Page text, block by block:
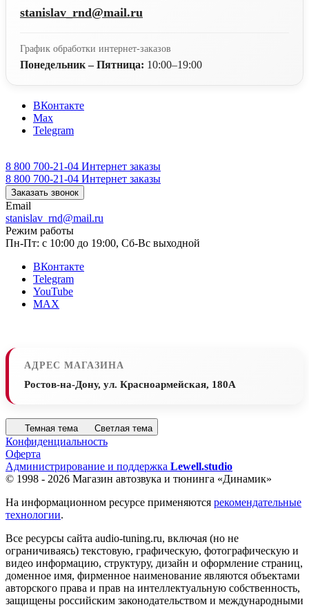
stanislav_rnd@mail.ru
График обработки интернет-заказов
Понедельник – Пятница: 10:00–19:00
ВКонтакте
Max
Telegram
8 800 700-21-04 Интернет заказы
8 800 700-21-04 Интернет заказы
Заказать звонок
Email
stanislav_rnd@mail.ru
Режим работы
Пн-Пт: с 10:00 до 19:00, Сб-Вс выходной
ВКонтакте
Telegram
YouTube
MAX
АДРЕС МАГАЗИНА
Ростов-на-Дону, ул. Красноармейская, 180А
Темная тема Светлая тема
Конфиденциальность
Оферта
Администрирование и поддержка Lewell.studio
© 1998 - 2026 Магазин автозвука и тюнинга «Динамик»
На информационном ресурсе применяются рекомендательные
технологии.
Все ресурсы сайта audio-tuning.ru, включая (но не
ограничиваясь) текстовую, графическую, фотографическую и
видео информацию, структуру, дизайн и оформление страниц,
доменное имя, фирменное наименование являются объектами
авторского права и прав на интеллектуальную собственность,
защищены российским законодательством и международными